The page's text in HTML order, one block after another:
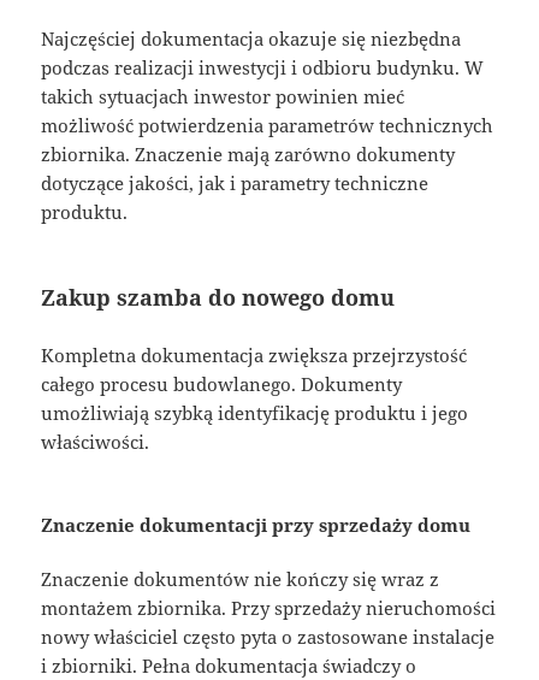
Najczęściej dokumentacja okazuje się niezbędna
podczas realizacji inwestycji i odbioru budynku. W
takich sytuacjach inwestor powinien mieć
możliwość potwierdzenia parametrów technicznych
zbiornika. Znaczenie mają zarówno dokumenty
dotyczące jakości, jak i parametry techniczne
produktu.
Zakup szamba do nowego domu
Kompletna dokumentacja zwiększa przejrzystość
całego procesu budowlanego. Dokumenty
umożliwiają szybką identyfikację produktu i jego
właściwości.
Znaczenie dokumentacji przy sprzedaży domu
Znaczenie dokumentów nie kończy się wraz z
montażem zbiornika. Przy sprzedaży nieruchomości
nowy właściciel często pyta o zastosowane instalacje
i zbiorniki. Pełna dokumentacja świadczy o